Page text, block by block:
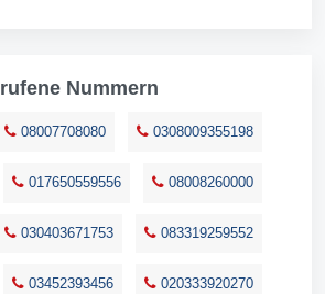
Nummern
08007708080 0308009355198
017650559556 08008260000
030403671753 083319259552
03452393456 020333920270